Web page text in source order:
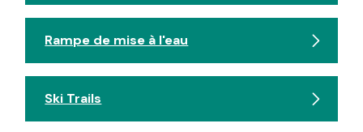
Rampe de mise à l'eau
Ski Trails